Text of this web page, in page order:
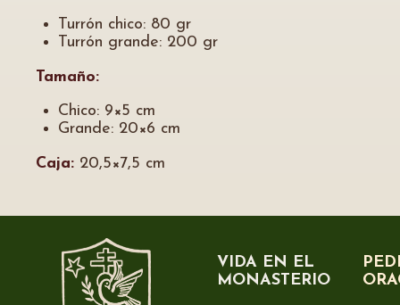
Turrón chico: 80 gr
Turrón grande: 200 gr
Tamaño:
Chico: 9×5 cm
Grande: 20×6 cm
Caja: 20,5×7,5 cm
VIDA EN EL
MONASTERIO